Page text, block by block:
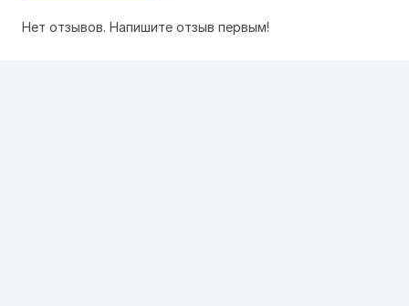
Нет отзывов. Напишите отзыв первым!